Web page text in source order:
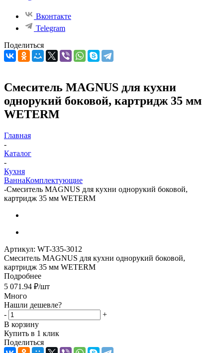
Вконтакте
Telegram
Поделиться
Смеситель MAGNUS для кухни
однорукий боковой, картридж 35 мм
WETERM
Главная
-
Каталог
-
Кухня
ВаннаКомплектующие
-Смеситель MAGNUS для кухни однорукий боковой,
картридж 35 мм WETERM
Артикул: WT-335-3012
Смеситель MAGNUS для кухни однорукий боковой,
картридж 35 мм WETERM
Подробнее
5 071.94 ₽/шт
Много
Нашли дешевле?
-
+
В корзину
Купить в 1 клик
Поделиться